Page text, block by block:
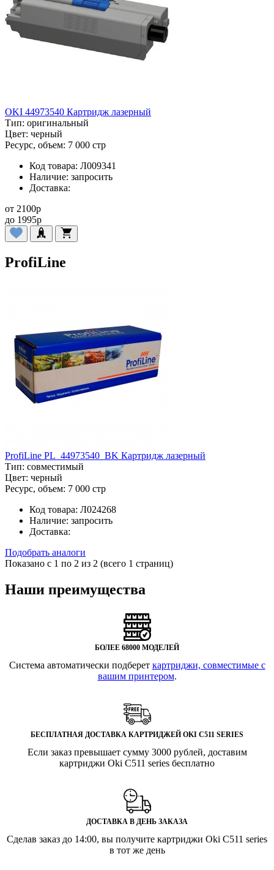
OKI 44973540 Картридж лазерный
Тип: оригинальный
Цвет: черный
Ресурс, объем: 7 000 стр
Код товара: Л009341
Наличие: запросить
Доставка:
от 2100p
до 1995p
ProfiLine
ProfiLine PL_44973540_BK Картридж лазерный
Тип: совместимый
Цвет: черный
Ресурс, объем: 7 000 стр
Код товара: Л024268
Наличие: запросить
Доставка:
Подобрать аналоги
Показано с 1 по 2 из 2 (всего 1 страниц)
Наши преимущества
БОЛЕЕ 68000 МОДЕЛЕЙ
Система автоматически подберет картриджи, совместимые с
вашим принтером.
БЕСПЛАТНАЯ ДОСТАВКА КАРТРИДЖЕЙ OKI C511 SERIES
Если заказ превышает сумму 3000 рублей, доставим
картриджи Oki C511 series бесплатно
ДОСТАВКА В ДЕНЬ ЗАКАЗА
Сделав заказ до 14:00, вы получите картриджи Oki C511 series
в тот же день